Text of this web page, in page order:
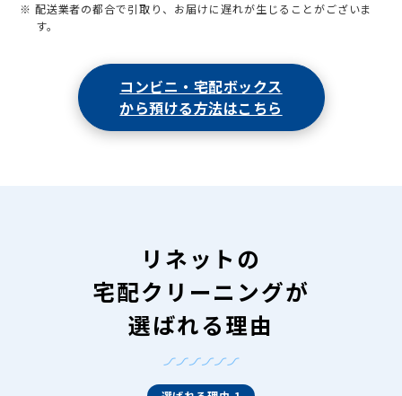
※ 配送業者の都合で引取り、お届けに遅れが生じることがございま
す。
コンビニ・宅配ボックス
から預ける方法はこちら
リネットの
宅配クリーニングが
選ばれる理由